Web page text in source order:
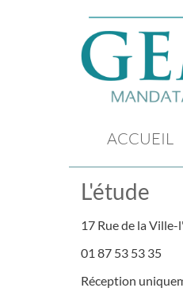
ACCUEIL
L'étude
17 Rue de la
01 87 53 53 35
Réception